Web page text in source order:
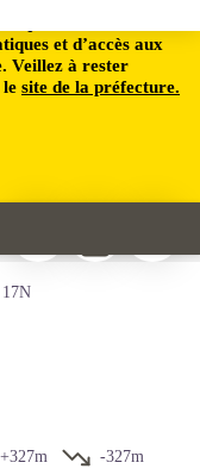
et d’accès aux
Veillez à rester
site de la préfecture.
en plein écran
+327m
-327m